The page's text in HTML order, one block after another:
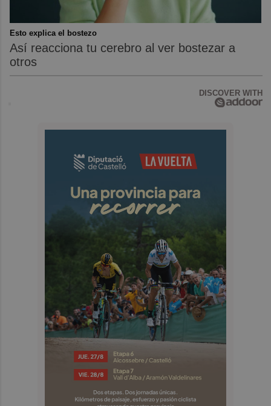
Esto explica el bostezo
Así reacciona tu cerebro al ver bostezar a
otros
DISCOVER WITH